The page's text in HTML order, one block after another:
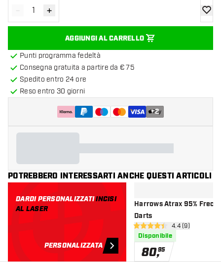
Diminuisci quantità
- Aumenta quantità
+
AGGIUNGI AL CARRELLO
Punti programma fedeltà
Consegna gratuita a partire da € 75
Spedito entro 24 ore
Reso entro 30 giorni
+2
POTREBBERO INTERESSARTI ANCHE QUESTI ARTICOLI
DARDI PERSONALIZZATIINCISI
AL LASER
PERSONALIZZATA
Harrows Atrax 95%
Darts
apri pannello
4.4 stelle di valutazione
4.4 (9)
Disponibile
80,95